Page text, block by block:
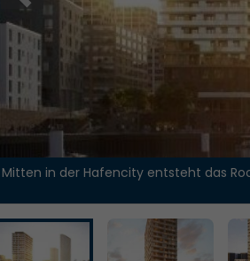
Mitten in der Hafencity entsteht das